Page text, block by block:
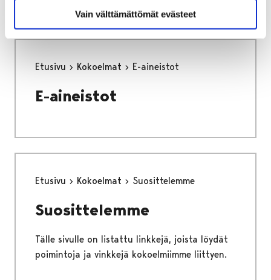
Vain välttämättömät evästeet
Etusivu Kokoelmat E-aineistot
E-aineistot
Etusivu Kokoelmat Suosittelemme
Suosittelemme
Tälle sivulle on listattu linkkejä, joista löydät
poimintoja ja vinkkejä kokoelmiimme liittyen.